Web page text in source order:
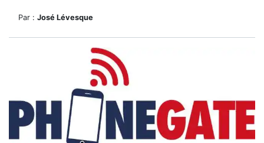
Par : José Lévesque